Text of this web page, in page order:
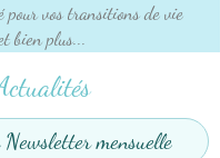
pour vos transitions de vie
bien plus...
mensuelle